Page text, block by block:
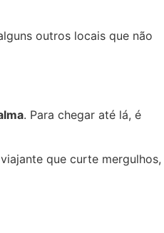
outros locais que não
. Para chegar até lá, é
que curte mergulhos,